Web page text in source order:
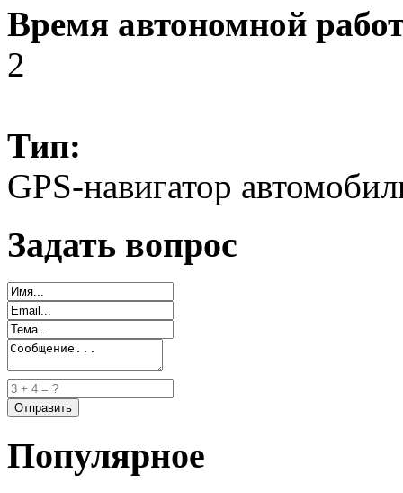
Время автономной
2
Тип:
GPS-навигатор
Задать вопрос
Популярное